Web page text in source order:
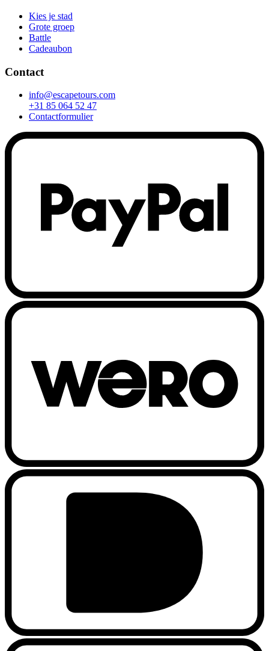
Kies je stad
Grote groep
Battle
Cadeaubon
Contact
info@escapetours.com
+31 85 064 52 47
Contactformulier